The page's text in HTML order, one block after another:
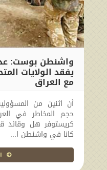
واشنطن بوست:
يفقد الولايات
مع العراق
أن اثنين من
حجم المخاطر في
كريستوفر هل وقائد
كانا في واشنطن ا...